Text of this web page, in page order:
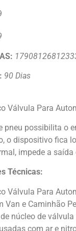
90 Dias
Válvula Para
pneu possibilita o
o dispositivo fica
impede a saída
Técnicas:
Válvula Para
Van e Caminhão
núcleo de
com ar e